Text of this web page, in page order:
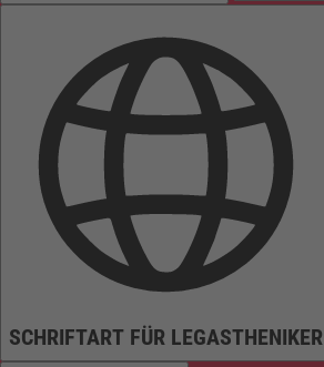
SCHRIFTART FÜR LEGASTHENIKER